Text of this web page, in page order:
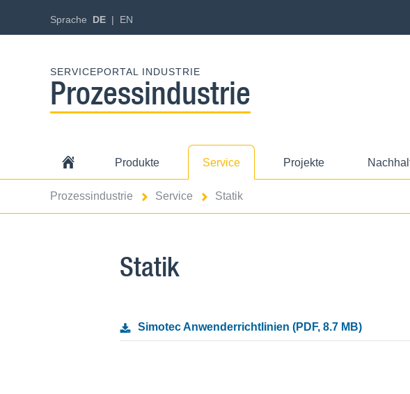
Sprache DE EN
SERVICEPORTAL INDUSTRIE
Prozessindustrie
Produkte Service Projekte
Prozessindustrie Service Statik
Statik
Simotec Anwenderrichtlinien (PDF, 8.7 MB)